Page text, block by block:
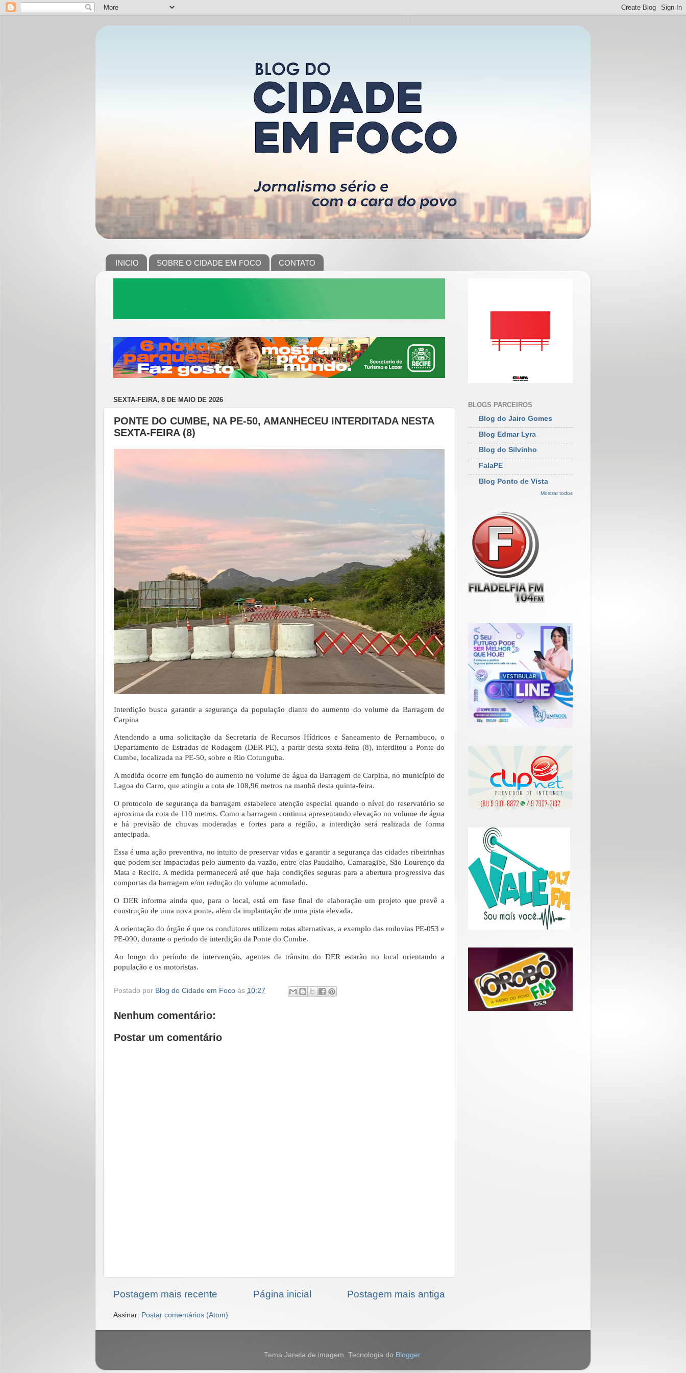
INICIO SOBRE O CIDADE EM FOCO CONTATO
SEXTA-FEIRA, 8 DE MAIO DE 2026
PONTE DO CUMBE, NA PE-50, AMANHECEU INTERDITADA NESTA
SEXTA-FEIRA (8)
Interdição busca garantir a segurança da população diante do aumento do volume da Barragem de
Carpina
Atendendo a uma solicitação da Secretaria de Recursos Hídricos e Saneamento de Pernambuco, o
Departamento de Estradas de Rodagem (DER-PE), a partir desta sexta-feira (8), interditou a Ponte do
Cumbe, localizada na PE-50, sobre o Rio Cotunguba.
A medida ocorre em função do aumento no volume de água da Barragem de Carpina, no município de
Lagoa do Carro, que atingiu a cota de 108,96 metros na manhã desta quinta-feira.
O protocolo de segurança da barragem estabelece atenção especial quando o nível do reservatório se
aproxima da cota de 110 metros. Como a barragem continua apresentando elevação no volume de água
e há previsão de chuvas moderadas e fortes para a região, a interdição será realizada de forma
antecipada.
Essa é uma ação preventiva, no intuito de preservar vidas e garantir a segurança das cidades ribeirinhas
que podem ser impactadas pelo aumento da vazão, entre elas Paudalho, Camaragibe, São Lourenço da
Mata e Recife. A medida permanecerá até que haja condições seguras para a abertura progressiva das
comportas da barragem e/ou redução do volume acumulado.
O DER informa ainda que, para o local, está em fase final de elaboração um projeto que prevê a
construção de uma nova ponte, além da implantação de uma pista elevada.
A orientação do órgão é que os condutores utilizem rotas alternativas, a exemplo das rodovias PE-053 e
PE-090, durante o período de interdição da Ponte do Cumbe.
Ao longo do período de intervenção, agentes de trânsito do DER estarão no local orientando a
população e os motoristas.
Postado por Blog do Cidade em Foco às 10:27
Nenhum comentário:
Postar um comentário
Postagem mais recente Postagem mais antiga
Página inicial
Assinar: Postar comentários (Atom)
BLOGS PARCEIROS
Blog do Jairo Gomes
Blog Edmar Lyra
Blog do Silvinho
FalaPE
Blog Ponto de Vista
Mostrar todos
Tema Janela de imagem. Tecnologia do Blogger.